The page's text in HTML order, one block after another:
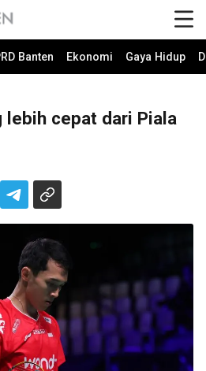
Banten Ekonomi Gaya Hidup
lebih cepat dari Piala